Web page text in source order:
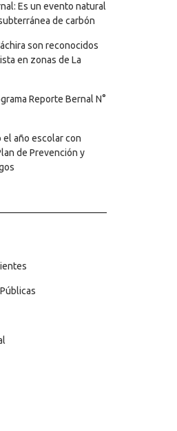
Es un evento natural
de carbón
son reconocidos
en zonas de La
Reporte Bernal N°
el año escolar con
de Prevención y